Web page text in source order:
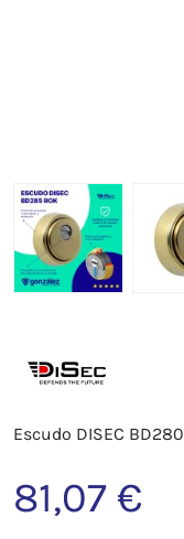
Escudo DISEC BD280
81,07 €